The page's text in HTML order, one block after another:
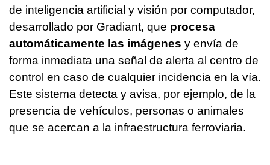
de inteligencia artificial y visión por computador,
desarrollado por Gradiant, que procesa
automáticamente las imágenes y envía de
forma inmediata una señal de alerta al centro de
control en caso de cualquier incidencia en la vía.
Este sistema detecta y avisa, por ejemplo, de la
presencia de vehículos, personas o animales
que se acercan a la infraestructura ferroviaria.